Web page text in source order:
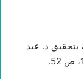
، بتحقيق د. عبد